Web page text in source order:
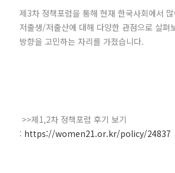
제3차 정책포럼을 통해 현재 한국사회에서
저출생/저출산에 대해 다양한 관점으로 살펴
방향을 고민하는 자리를 가졌습니다.
>>제1,2차 정책포럼 후기 보기
: https://women21.or.kr/policy/24837​